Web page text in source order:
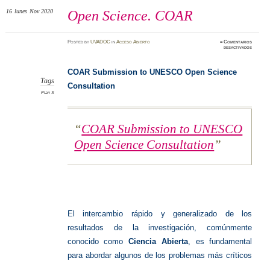
Open Science. COAR
16 lunes Nov 2020
PostedbyUVADOC inAcceso Abierto ≈Comentarios
desactivadosen
Tags
Plan S
COAR Submission to UNESCO Open Science
Consultation
COAR Submission to UNESCO
Open Science Consultation
El intercambio rápido y generalizado de los
resultados de la investigación, comúnmente
conocido comoCiencia Abierta, es fundamental
para abordar algunos de los problemas más críticos